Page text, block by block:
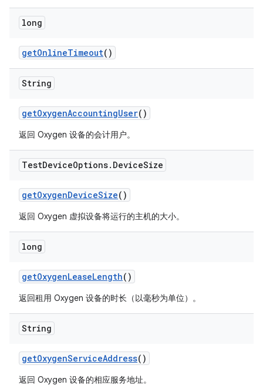
long
getOnlineTimeout()
String
getOxygenAccountingUser()
返回 Oxygen 设备的会计用户。
TestDeviceOptions. DeviceSize
getOxygenDeviceSize()
返回 Oxygen 虚拟设备将运行的主机的大小。
long
getOxygenLeaseLength()
返回租用 Oxygen 设备的时长（以毫秒为单位）。
String
getOxygenServiceAddress()
返回 Oxygen 设备的相应服务地址。